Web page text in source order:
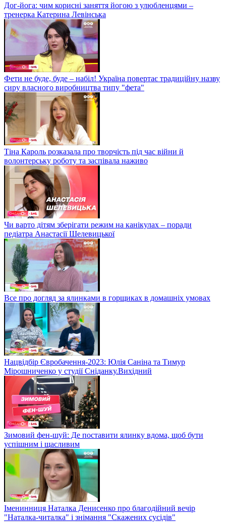
Дог-йога: чим корисні заняття йогою з улюбленцями –
тренерка Катерина Левінська
Фети не буде, буде – набіл! Україна повертає традиційну назву
сиру власного виробництва типу "фета"
Тіна Кароль розказала про творчість під час війни й
волонтерську роботу та заспівала наживо
Чи варто дітям зберігати режим на канікулах – поради
педіатра Анастасії Шелевицької
Все про догляд за ялинками в горщиках в домашніх умовах
Нацвідбір Євробачення-2023: Юлія Саніна та Тимур
Мірошниченко у студії Сніданку.Вихідний
Зимовий фен-шуй: Де поставити ялинку вдома, щоб бути
успішним і щасливим
Іменинниця Наталка Денисенко про благодійний вечір
"Наталка-читалка" і знімання "Скажених сусідів"